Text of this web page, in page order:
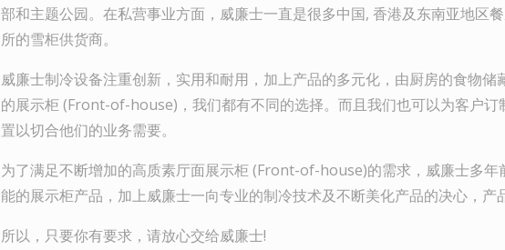
部和主题公园。在私营事业方面，威廉士一直是很多中国, 香港及东南亚地区
所的雪柜供货商。
威廉士制冷设备注重创新，实用和耐用，加上产品的多元化，由厨房的食物
的展示柜 (Front-of-house)，我们都有不同的选择。而且我们也可以为客户订
置以切合他们的业务需要。
为了满足不断增加的高质素厅面展示柜 (Front-of-house)的需求，威廉士多年
能的展示柜产品，加上威廉士一向专业的制冷技术及不断美化产品的决心，产
所以，只要你有要求，请放心交给威廉士!